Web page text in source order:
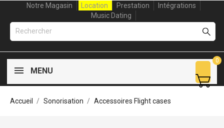
Notre Magasin Location Prestation
Intégrations
Music Dating
MENU
0
Accueil Sonorisation Accessoires Flight cases